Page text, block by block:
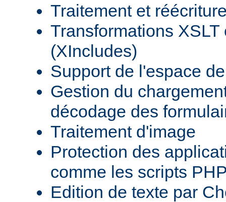
Traitement et
Transformations
(XIncludes)
Support de l'espace
Gestion du
décodage des
Traitement d'image
Protection des
comme les scripts
Edition de texte par